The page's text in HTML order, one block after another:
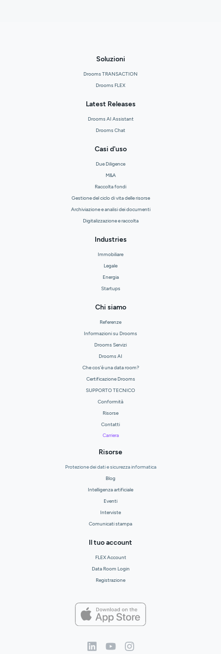
Soluzioni
Drooms TRANSACTION
Drooms FLEX
Latest Releases
Drooms AI Assistant
Drooms Chat
Casi d'uso
Due Diligence
M&A
Raccolta fondi
Gestione del ciclo di vita delle risorse
Archiviazione e analisi dei documenti
Digitalizzazione e raccolta
Industries
Immobiliare
Legale
Energia
Startups
Chi siamo
Referenze
Informazioni su Drooms
Drooms Servizi
Drooms AI
Che cos'è una data room?
Certificazione Drooms
SUPPORTO TECNICO
Conformità
Risorse
Contatti
Carriera
Risorse
Protezione dei dati e sicurezza informatica
Blog
Intelligenza artificiale
Eventi
Interviste
Comunicati stampa
Il tuo account
FLEX Account
Data Room Login
Registrazione